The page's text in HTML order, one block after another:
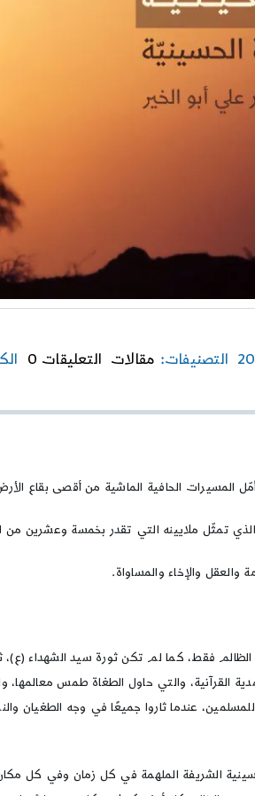
التصنيفات: مقالات التعليقات 0
on
المسيرات الحافية الماشية من أقصى بقاع
تمثّل ملايينه التي تقدر بخمسة وعشرين من
والإخاء والمساواة.
فقط، كما لم تكن ثورة سيد الشهداء
القرآنية، والتي حاول الطغاة طمس معالمها،
للمسلمين، عندما ثاروا جميعًا في وجه
الشريفة الملهمة في كل زمان وفي كل